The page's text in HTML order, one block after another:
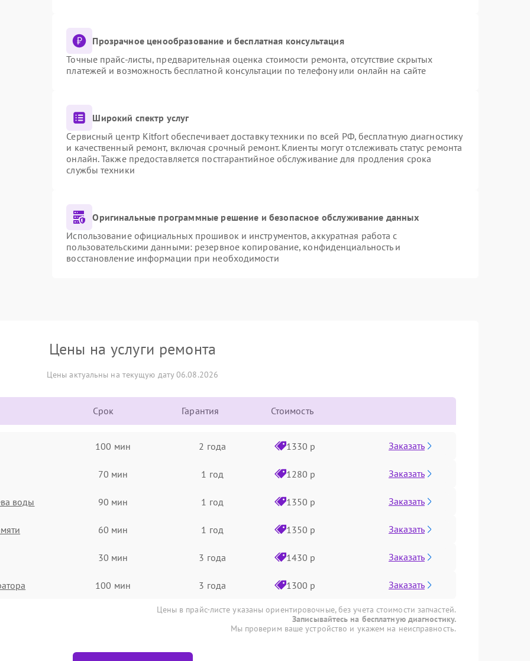
Прозрачное ценообразование и бесплатная консультация
Точные прайс-листы, предварительная оценка стоимости ремонта, отсутствие скрытых
платежей и возможность бесплатной консультации по телефону или онлайн на сайте
Широкий спектр услуг
Сервисный центр Kitfort обеспечивает доставку техники по всей РФ, бесплатную диагностику
и качественный ремонт, включая срочный ремонт. Клиенты могут отслеживать статус ремонта
онлайн. Также предоставляется постгарантийное обслуживание для продления срока
службы техники
Оригинальные программные решение и безопасное обслуживание данных
Использование официальных прошивок и инструментов, аккуратная работа с
пользовательскими данными: резервное копирование, конфиденциальность и
восстановление информации при необходимости
Цены на услуги ремонта
Цены актуальны на текущую дату 06.08.2026
Срок Гарантия Стоимость
100 мин 2 года 1330 р Заказать
70 мин 1 год 1280 р Заказать
воды 90 мин 1 год 1350 р Заказать
60 мин 1 год 1350 р Заказать
30 мин 3 года 1430 р Заказать
100 мин 3 года 1300 р Заказать
Цены в прайс-листе указаны ориентировочные, без учета стоимости запчастей.
Записывайтесь на бесплатную диагностику.
Мы проверим ваше устройство и укажем на неисправность.